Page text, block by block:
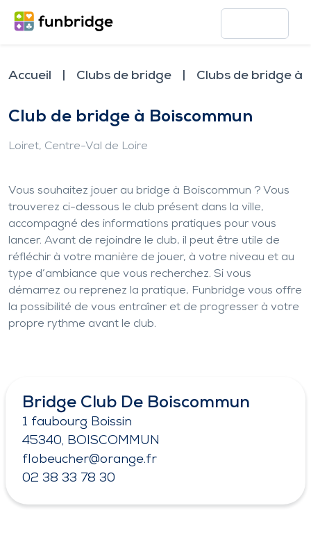
Accueil Clubs de bridge Clubs de bridge à
Club de bridge à Boiscommun
Loiret, Centre-Val de Loire
Vous souhaitez jouer au bridge à Boiscommun ? Vous
trouverez ci-dessous le club présent dans la ville,
accompagné des informations pratiques pour vous
lancer. Avant de rejoindre le club, il peut être utile de
réfléchir à votre manière de jouer, à votre niveau et au
type d’ambiance que vous recherchez. Si vous
démarrez ou reprenez la pratique, Funbridge vous offre
la possibilité de vous entraîner et de progresser à votre
propre rythme avant le club.
Bridge Club De Boiscommun
1 faubourg Boissin
45340, BOISCOMMUN
flobeucher@orange.fr
02 38 33 78 30